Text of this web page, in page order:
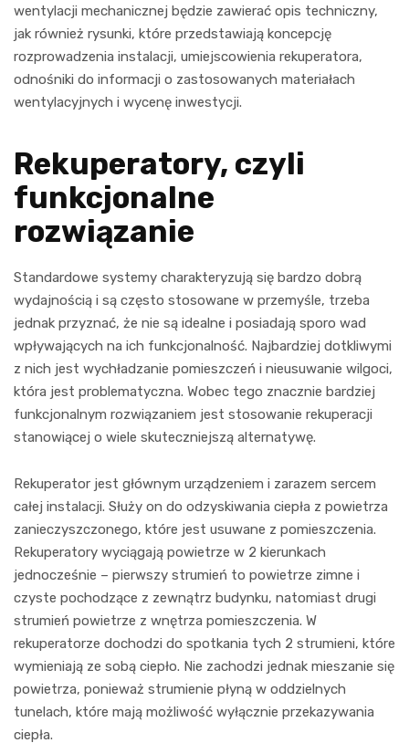
wentylacji mechanicznej będzie zawierać opis techniczny,
jak również rysunki, które przedstawiają koncepcję
rozprowadzenia instalacji, umiejscowienia rekuperatora,
odnośniki do informacji o zastosowanych materiałach
wentylacyjnych i wycenę inwestycji.
Rekuperatory, czyli
funkcjonalne
rozwiązanie
Standardowe systemy charakteryzują się bardzo dobrą
wydajnością i są często stosowane w przemyśle, trzeba
jednak przyznać, że nie są idealne i posiadają sporo wad
wpływających na ich funkcjonalność. Najbardziej dotkliwymi
z nich jest wychładzanie pomieszczeń i nieusuwanie wilgoci,
która jest problematyczna. Wobec tego znacznie bardziej
funkcjonalnym rozwiązaniem jest stosowanie rekuperacji
stanowiącej o wiele skuteczniejszą alternatywę.
Rekuperator jest głównym urządzeniem i zarazem sercem
całej instalacji. Służy on do odzyskiwania ciepła z powietrza
zanieczyszczonego, które jest usuwane z pomieszczenia.
Rekuperatory wyciągają powietrze w 2 kierunkach
jednocześnie – pierwszy strumień to powietrze zimne i
czyste pochodzące z zewnątrz budynku, natomiast drugi
strumień powietrze z wnętrza pomieszczenia. W
rekuperatorze dochodzi do spotkania tych 2 strumieni, które
wymieniają ze sobą ciepło. Nie zachodzi jednak mieszanie się
powietrza, ponieważ strumienie płyną w oddzielnych
tunelach, które mają możliwość wyłącznie przekazywania
ciepła.